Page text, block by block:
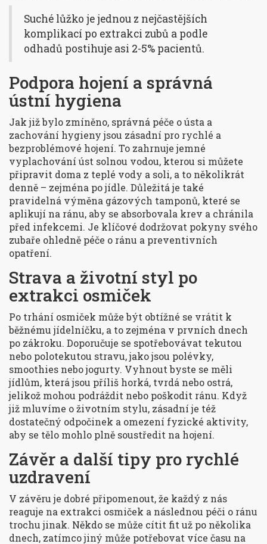
Suché lůžko je jednou z nejčastějších
komplikací po extrakci zubů a podle
odhadů postihuje asi 2-5% pacientů.
Podpora hojení a správná
ústní hygiena
Jak již bylo zmíněno, správná péče o ústa a
zachování hygieny jsou zásadní pro rychlé a
bezproblémové hojení. To zahrnuje jemné
vyplachování úst solnou vodou, kterou si můžete
připravit doma z teplé vody a soli, a to několikrát
denně – zejména po jídle. Důležitá je také
pravidelná výměna gázových tamponů, které se
aplikují na ránu, aby se absorbovala krev a chránila
před infekcemi. Je klíčové dodržovat pokyny svého
zubaře ohledně péče o ránu a preventivních
opatření.
Strava a životní styl po
extrakci osmiček
Po trhání osmiček může být obtížné se vrátit k
běžnému jídelníčku, a to zejména v prvních dnech
po zákroku. Doporučuje se spotřebovávat tekutou
nebo polotekutou stravu, jako jsou polévky,
smoothies nebo jogurty. Vyhnout byste se měli
jídlům, která jsou příliš horká, tvrdá nebo ostrá,
jelikož mohou podráždit nebo poškodit ránu. Když
již mluvíme o životním stylu, zásadní je též
dostatečný odpočinek a omezení fyzické aktivity,
aby se tělo mohlo plně soustředit na hojení.
Závěr a další tipy pro rychlé
uzdravení
V závěru je dobré připomenout, že každý z nás
reaguje na extrakci osmiček a následnou péči o ránu
trochu jinak. Někdo se může cítit fit už po několika
dnech, zatímco jiný může potřebovat více času na